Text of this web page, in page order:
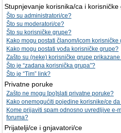
Stupnjevanje korisnika/ca i korisničke
Što su administratori/ce?
Što su moderatori/ce?
Što su korisničke grupe?
Kako mogu postati članom/icom korisničke
Kako mogu postati vođa korisničke grupe?
Zašto su (neke) korisničke grupe
Što je “zadana korisnička grupa”?
Što je “Tim” link?
Privatne poruke
Zašto ne mogu [po]slati privatne poruke?
Kako onemogućiti pojedine korisnike/ce
Kome prijaviti spam odnosno uvredljive e-
foruma?
Prijatelji/ce i gnjavatori/ce